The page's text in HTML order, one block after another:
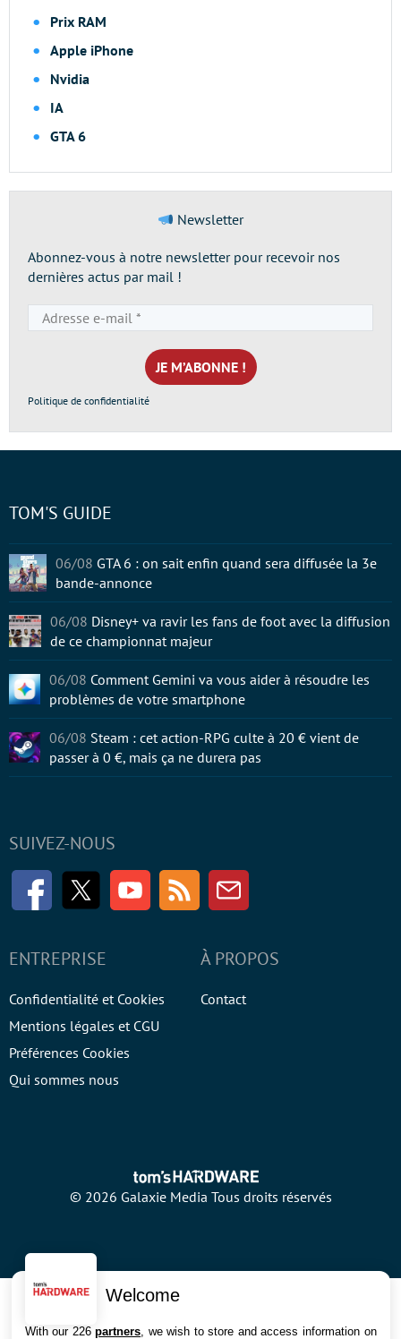
Prix RAM
Apple iPhone
Nvidia
IA
GTA 6
Newsletter
Abonnez-vous à notre newsletter pour recevoir nos
dernières actus par mail !
e-
mail
*
Politique de confidentialité
SUIVEZ-NOUS
FacebookTwitter Youtube RSS Newsletter
ENTREPRISE
Confidentialité et Cookies
Mentions légales et CGU
Préférences Cookies
Qui sommes nous
À PROPOS
Contact
© 2026 Galaxie Media Tous droits réservés
TOM'S GUIDE
06/08 GTA 6 : on sait enfin quand sera diffusée la 3e
bande-annonce
06/08 Disney+ va ravir les fans de foot avec la diffusion
de ce championnat majeur
06/08 Comment Gemini va vous aider à résoudre les
problèmes de votre smartphone
06/08 Steam : cet action-RPG culte à 20 € vient de
passer à 0 €, mais ça ne durera pas
Welcome
With our 226partners , we wish to store and access information on